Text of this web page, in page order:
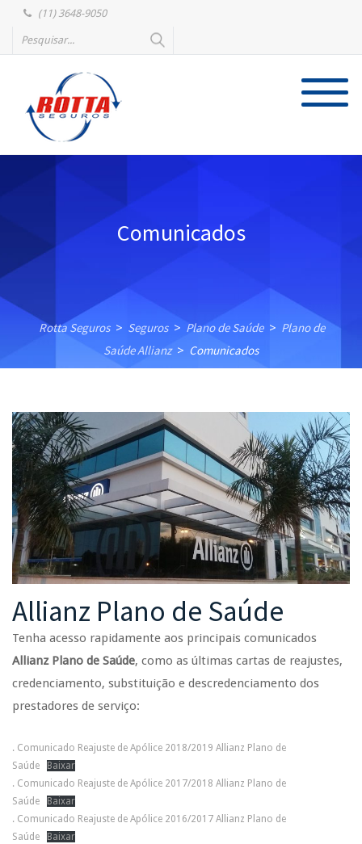
(11) 3648-9050
Comunicados
Rotta Seguros > Seguros > Plano de Saúde > Plano de
Saúde Allianz > Comunicados
Allianz Plano de Saúde
Tenha acesso rapidamente aos principais comunicados
Allianz Plano de Saúde, como as últimas cartas de reajustes,
credenciamento, substituição e descredenciamento dos
prestadores de serviço:
. Comunicado Reajuste de Apólice 2018/2019 Allianz Plano de
Saúde
Baixar
. Comunicado Reajuste de Apólice 2017/2018 Allianz Plano de
Saúde
Baixar
. Comunicado Reajuste de Apólice 2016/2017 Allianz Plano de
Saúde
Baixar